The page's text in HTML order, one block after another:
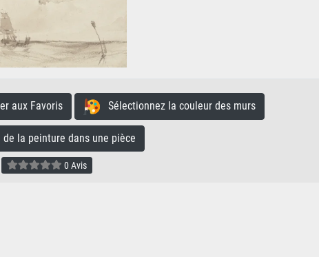
aux Favoris Sélectionnez la couleur des murs
la peinture dans une pièce
0 Avis